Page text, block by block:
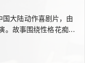
国大陆动作喜剧片，由
。故事围绕性格花痴又
追堵截：一边是三位美
上的秘密也逐渐浮现，